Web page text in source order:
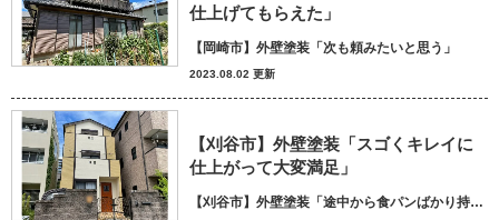
仕上げてもらえた」
【岡崎市】外壁塗装「次も頼みたいと思う」
2023.08.02 更新
【刈谷市】外壁塗装「スゴくキレイに
仕上がって大変満足」
【刈谷市】外壁塗装「途中から食パンばかり持ってきてパン屋さんかと思いました笑」